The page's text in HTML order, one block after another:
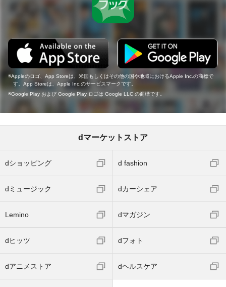
Appleのロゴ、App Storeは、米国もしくはその他の国や地域におけるApple Inc.の商標で
す。App Storeは、Apple Inc.のサービスマークです。
Google Play および Google Play ロゴは Google LLC の商標です。
dマーケットストア
dショッピング d fashion
dミュージック dカーシェア
Lemino dマガジン
dヒッツ dフォト
dアニメストア dヘルスケア